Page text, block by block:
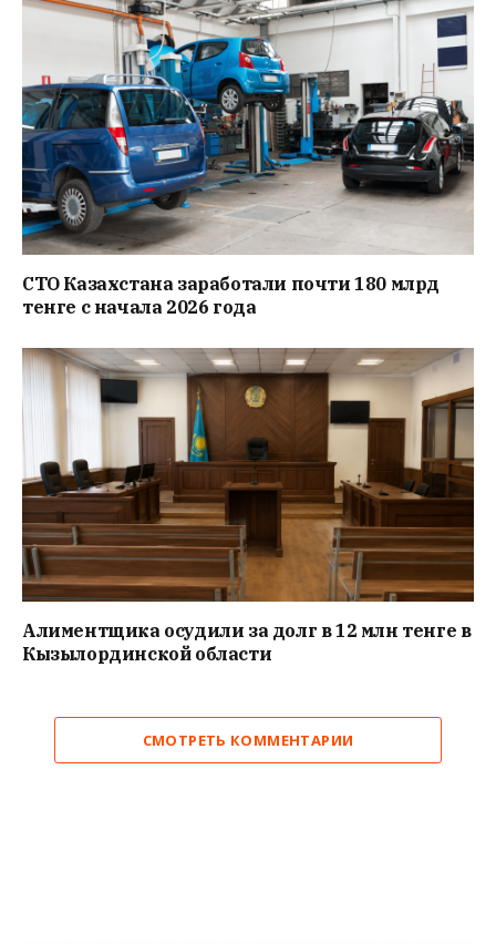
СТО Казахстана заработали почти 180 млрд
тенге с начала 2026 года
Алиментщика осудили за долг в 12 млн тенге в
Кызылординской области
СМОТРЕТЬ КОММЕНТАРИИ